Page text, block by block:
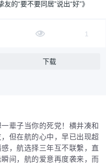
的“要不要同居”说出“好”》
1
下载
辈子当你的死党！横井凑和
但在航的心中，早已出现超
，航选择三年互不联繫，直
间，航的爱意再度袭来，而